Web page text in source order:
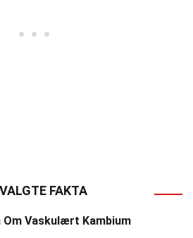
FAKTA
Om Vaskulært Kambium